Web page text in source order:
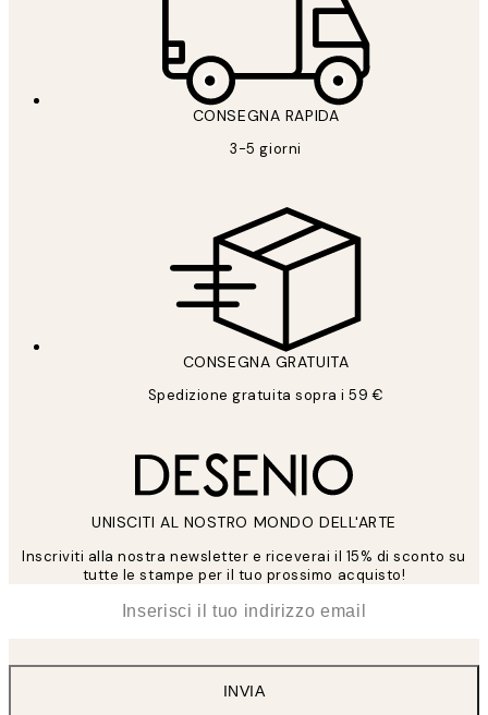
CONSEGNA RAPIDA
3-5 giorni
CONSEGNA GRATUITA
Spedizione gratuita sopra i 59 €
UNISCITI AL NOSTRO MONDO DELL'ARTE
Inscriviti alla nostra newsletter e riceverai il 15% di sconto su
tutte le stampe per il tuo prossimo acquisto!
INVIA